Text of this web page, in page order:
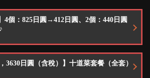
個：825日圓→412日圓、2個：440日圓
3630日圓（含稅）】十道菜套餐（全套）